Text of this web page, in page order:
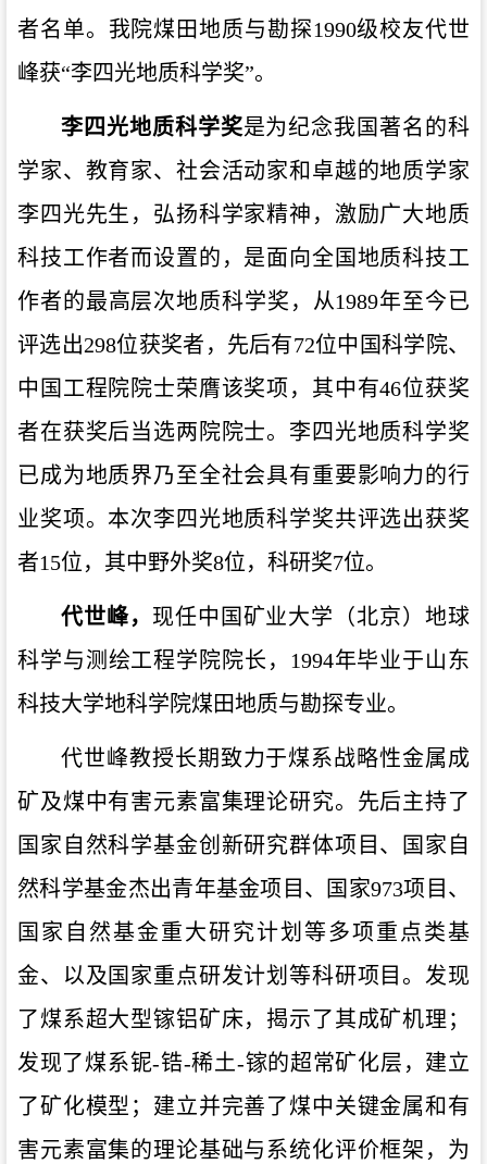
者名单。我院煤田地质与勘探1990级校友代世
峰获“李四光地质科学奖”。
李四光地质科学奖是为纪念我国著名的科
学家、教育家、社会活动家和卓越的地质学家
李四光先生，弘扬科学家精神，激励广大地质
科技工作者而设置的，是面向全国地质科技工
作者的最高层次地质科学奖，从1989年至今已
评选出298位获奖者，先后有72位中国科学院、
中国工程院院士荣膺该奖项，其中有46位获奖
者在获奖后当选两院院士。李四光地质科学奖
已成为地质界乃至全社会具有重要影响力的行
业奖项。本次李四光地质科学奖共评选出获奖
者15位，其中野外奖8位，科研奖7位。
代世峰， 现任中国矿业大学（北京）地球
科学与测绘工程学院院长，1994年毕业于山东
科技大学地科学院煤田地质与勘探专业。
代世峰教授长期致力于煤系战略性金属成
矿及煤中有害元素富集理论研究。先后主持了
国家自然科学基金创新研究群体项目、国家自
然科学基金杰出青年基金项目、国家973项目、
国家自然基金重大研究计划等多项重点类基
金、以及国家重点研发计划等科研项目。发现
了煤系超大型镓铝矿床，揭示了其成矿机理；
发现了煤系铌-锆-稀土-镓的超常矿化层，建立
了矿化模型；建立并完善了煤中关键金属和有
害元素富集的理论基础与系统化评价框架，为